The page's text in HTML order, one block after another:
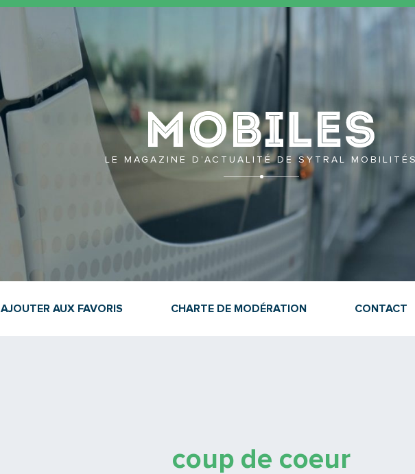
LE MAGAZINE D’ACTUALITÉ DE SYTRAL MOBILITÉS
AJOUTER AUX FAVORIS CHARTE DE MODÉRATION CONTACT
coup de coeur